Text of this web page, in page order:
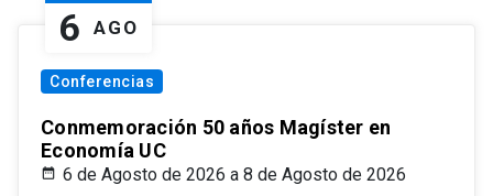
6 AGO
Conferencias
Conmemoración 50 años Magíster en
Economía UC
6 de Agosto de 2026 a 8 de Agosto de 2026